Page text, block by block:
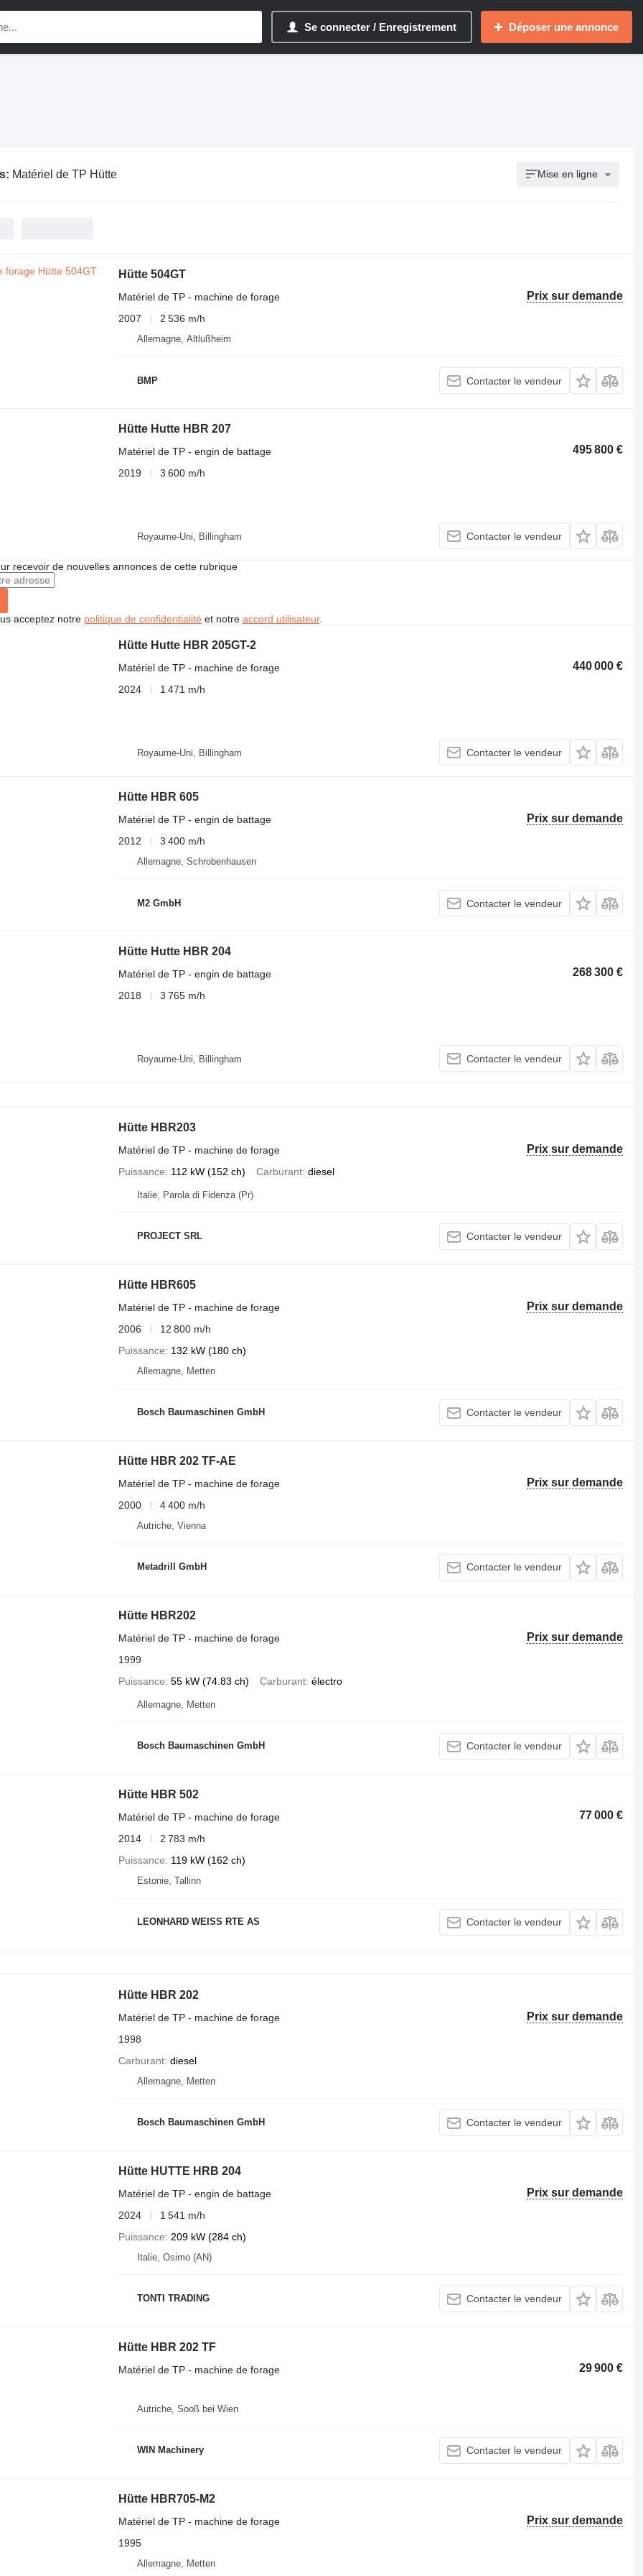
Se connecter / Enregistrement Déposer une annonce
Matériel de TP Hütte Mise en ligne
Hütte 504GT
Prix sur demande
Matériel de TP - machine de forage
2007
2 536 m/h
Allemagne, Altlußheim
BMP Contacter le vendeur
Hütte Hutte HBR 207
495 800 €
Matériel de TP - engin de battage
2019
3 600 m/h
Royaume-Uni, Billingham Contacter le vendeur
recevoir de nouvelles annonces de cette rubrique
acceptez notre politique de confidentialité et notre accord utilisateur.
Hütte Hutte HBR 205GT-2
440 000 €
Matériel de TP - machine de forage
2024
1 471 m/h
Royaume-Uni, Billingham Contacter le vendeur
Hütte HBR 605
Prix sur demande
Matériel de TP - engin de battage
2012
3 400 m/h
Allemagne, Schrobenhausen
M2 GmbH Contacter le vendeur
Hütte Hutte HBR 204
268 300 €
Matériel de TP - engin de battage
2018
3 765 m/h
Royaume-Uni, Billingham Contacter le vendeur
Hütte HBR203
Prix sur demande
Matériel de TP - machine de forage
Puissance
112 kW (152 ch) Carburant diesel
Italie, Parola di Fidenza (Pr)
PROJECT SRL Contacter le vendeur
Hütte HBR605
Prix sur demande
Matériel de TP - machine de forage
2006
12 800 m/h
Puissance
132 kW (180 ch)
Allemagne, Metten
Bosch Baumaschinen GmbH Contacter le vendeur
Hütte HBR 202 TF-AE
Prix sur demande
Matériel de TP - machine de forage
2000
4 400 m/h
Autriche, Vienna
Metadrill GmbH Contacter le vendeur
Hütte HBR202
Prix sur demande
Matériel de TP - machine de forage
1999
Puissance 55 kW (74.83 ch) Carburant électro
Allemagne, Metten
Bosch Baumaschinen GmbH Contacter le vendeur
Hütte HBR 502
77 000 €
Matériel de TP - machine de forage
2014
2 783 m/h
Puissance
119 kW (162 ch)
Estonie, Tallinn
LEONHARD WEISS RTE AS Contacter le vendeur
Hütte HBR 202
Prix sur demande
Matériel de TP - machine de forage
1998
Carburant diesel
Allemagne, Metten
Bosch Baumaschinen GmbH Contacter le vendeur
Hütte HUTTE HRB 204
Prix sur demande
Matériel de TP - engin de battage
2024
1 541 m/h
Puissance
209 kW (284 ch)
Italie, Osimo (AN)
TONTI TRADING Contacter le vendeur
Hütte HBR 202 TF
29 900 €
Matériel de TP - machine de forage
Autriche, Sooß bei Wien
WIN Machinery Contacter le vendeur
Hütte HBR705-M2
Prix sur demande
Matériel de TP - machine de forage
1995
Allemagne, Metten